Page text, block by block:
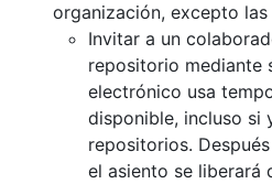
organización, excepto
Invitar a un
repositorio mediante
electrónico usa
disponible, incluso si
repositorios.
el asiento se liberará